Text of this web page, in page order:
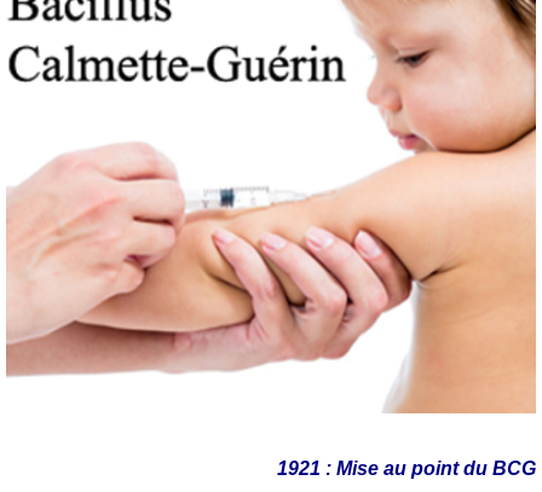
1921 : Mise au point du BCG